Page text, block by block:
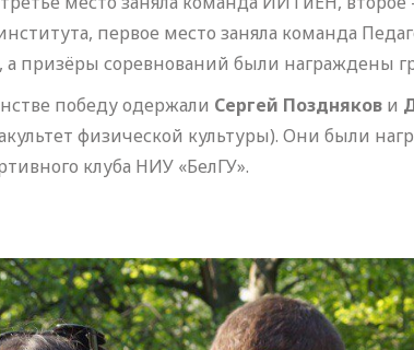
первое место заняла команда
а призёры соревнований были награждены
победу одержали Сергей Поздняков и
физической культуры). Они были
клуба НИУ «БелГУ».